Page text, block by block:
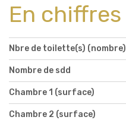
En chiffres
Nbre de toilette(s) (nombre)
Nombre de sdd
Chambre 1 (surface)
Chambre 2 (surface)